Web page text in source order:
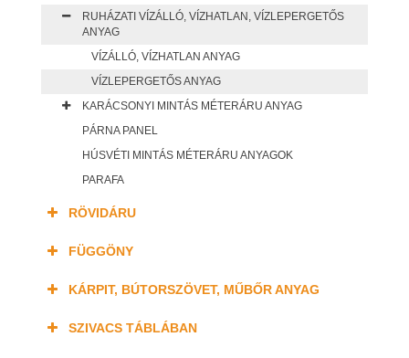
RUHÁZATI VÍZÁLLÓ, VÍZHATLAN, VÍZLEPERGETŐS
ANYAG
VÍZÁLLÓ, VÍZHATLAN ANYAG
VÍZLEPERGETŐS ANYAG
KARÁCSONYI MINTÁS MÉTERÁRU ANYAG
PÁRNA PANEL
HÚSVÉTI MINTÁS MÉTERÁRU ANYAGOK
PARAFA
RÖVIDÁRU
FÜGGÖNY
KÁRPIT, BÚTORSZÖVET, MŰBŐR ANYAG
SZIVACS TÁBLÁBAN